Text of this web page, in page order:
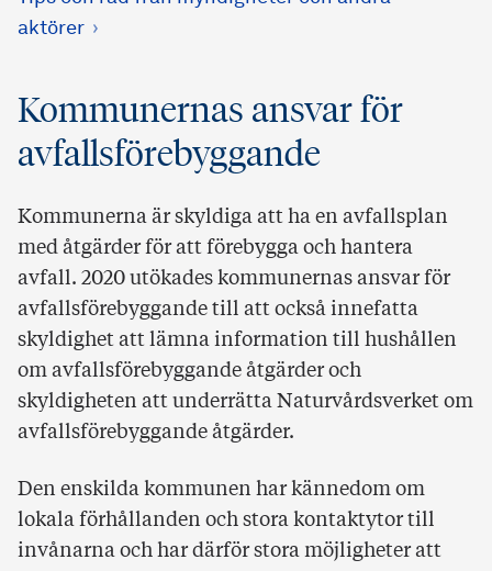
aktörer
Kommunernas ansvar för
avfallsförebyggande
Kommunerna är skyldiga att ha en avfallsplan
med åtgärder för att förebygga och hantera
avfall. 2020 utökades kommunernas ansvar för
avfallsförebyggande till att också innefatta
skyldighet att lämna information till hushållen
om avfallsförebyggande åtgärder och
skyldigheten att underrätta Naturvårdsverket om
avfallsförebyggande åtgärder.
Den enskilda kommunen har kännedom om
lokala förhållanden och stora kontaktytor till
invånarna och har därför stora möjligheter att